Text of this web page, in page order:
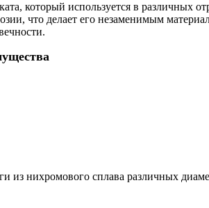
который используется в различных
что делает его незаменимым
из нихромового сплава различных